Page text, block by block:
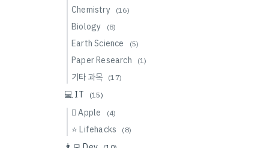
Chemistry (16)
Biology (8)
Earth Science (5)
Paper Research (1)
기타 과목 (17)
💻 IT (15)
 Apple (4)
⭐️ Lifehacks (8)